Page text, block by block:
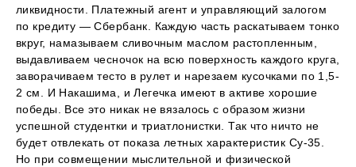
ликвидности. Платежный агент и управляющий залогом
по кредиту — Сбербанк. Каждую часть раскатываем тонко
вкруг, намазываем сливочным маслом растопленным,
выдавливаем чесночок на всю поверхность каждого круга,
заворачиваем тесто в рулет и нарезаем кусочками по 1,5-
2 см. И Накашима, и Легечка имеют в активе хорошие
победы. Все это никак не вязалось с образом жизни
успешной студентки и триатлонистки. Так что ничто не
будет отвлекать от показа летных характеристик Су-35.
Но при совмещении мыслительной и физической